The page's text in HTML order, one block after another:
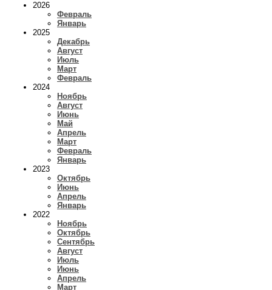
2026
Февраль
Январь
2025
Декабрь
Август
Июль
Март
Февраль
2024
Ноябрь
Август
Июнь
Май
Апрель
Март
Февраль
Январь
2023
Октябрь
Июнь
Апрель
Январь
2022
Ноябрь
Октябрь
Сентябрь
Август
Июль
Июнь
Апрель
Март